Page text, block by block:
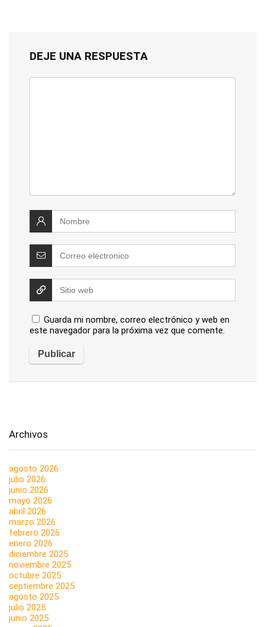
DEJE UNA RESPUESTA
Guarda mi nombre, correo electrónico y web en
este navegador para la próxima vez que comente.
Archivos
agosto 2026
julio 2026
junio 2026
mayo 2026
abril 2026
marzo 2026
febrero 2026
enero 2026
diciembre 2025
noviembre 2025
octubre 2025
septiembre 2025
agosto 2025
julio 2025
junio 2025